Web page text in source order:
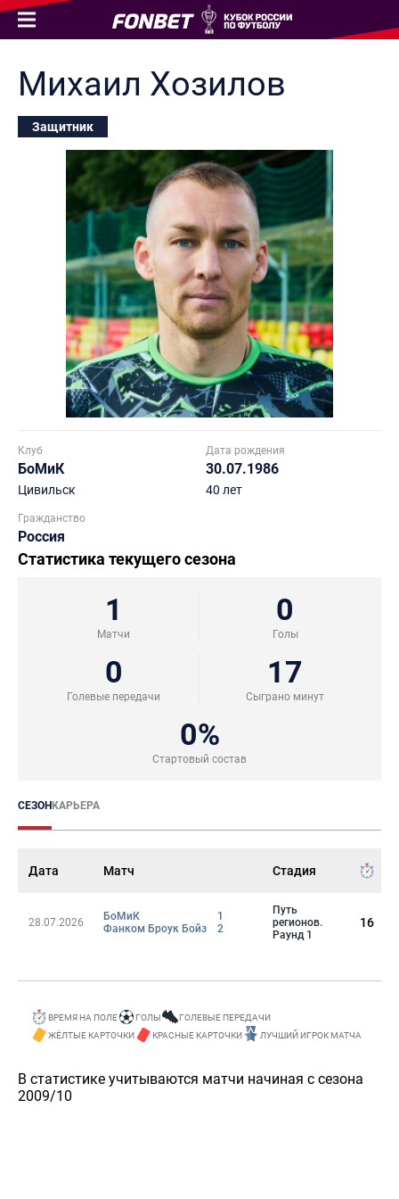
Михаил Хозилов
Защитник
Клуб
БоМиК
Цивильск
Дата рождения
30.07.1986
40 лет
Гражданство
Россия
Статистика текущего сезона
1
Матчи
0
Голы
0
Голевые передачи
17
Сыграно минут
0%
Стартовый состав
СЕЗОНКАРЬЕРА
Дата Матч Стадия
28.07.2026
БоМиК
Фанком Броук Бойз
1
2
Путь
регионов.
Раунд 1
16
ВРЕМЯ НА ПОЛЕ ГОЛЫ
ГОЛЕВЫЕ ПЕРЕДАЧИ
ЖЁЛТЫЕ КАРТОЧКИ
КРАСНЫЕ КАРТОЧКИ ЛУЧШИЙ ИГРОК МАТЧА
В статистике учитываются матчи начиная с сезона
2009/10